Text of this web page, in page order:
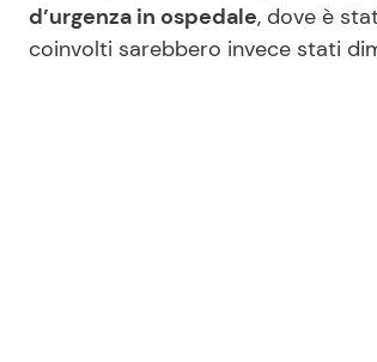
d’urgenza in ospedale, dove è
coinvolti sarebbero invece stati